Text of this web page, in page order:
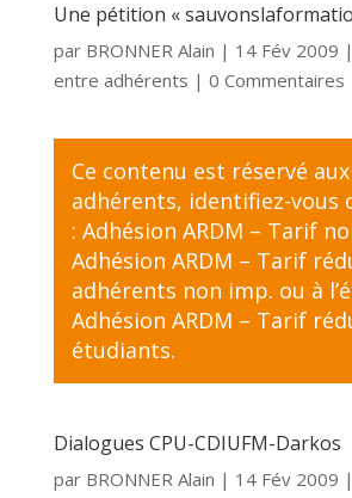
Une pétition «
par BRONNER Alain | 14 Fév 2009 |
entre adhérents | 0 Commentaires
Ce contenu est réservé aux
adhérents, identifiez-vous
: Adhésion ARDM – Tarif
Adhésion ARDM – Tarif
adhérents non imp. ou à
Adhésion ARDM – Tarif
étudiants.
Dialogues CPU-CDIUFM-Darkos
par BRONNER Alain | 14 Fév 2009 |